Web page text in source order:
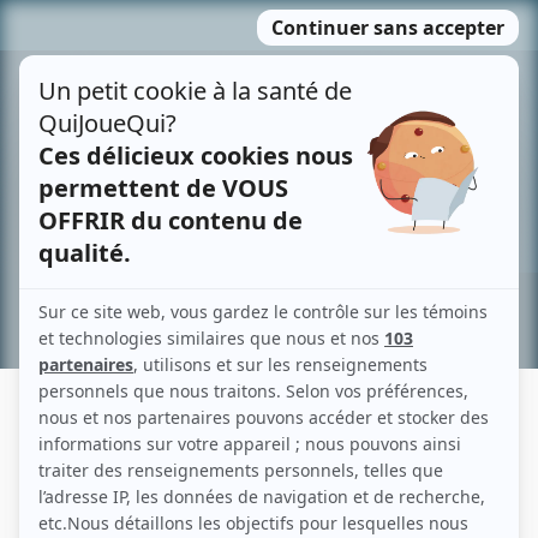
MENU
contenu
Recherche avancée »
DANIEL LEBLANC
Liens
Fiche de Daniel Leblanc sur Showbizz.net